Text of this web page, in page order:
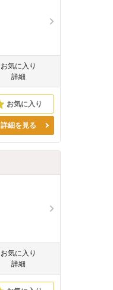
お気に入り
詳細
詳細を見る
お気に入り
詳細